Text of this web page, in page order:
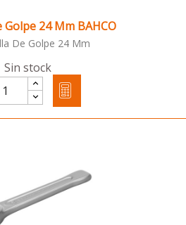
Golpe 24 Mm BAHCO
De Golpe 24 Mm
Sin stock